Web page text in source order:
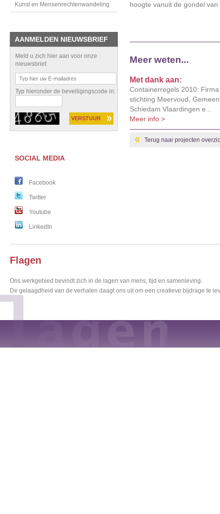
bovenkamer
Kunst en Mensenrechtenwandeling
AANMELDEN NIEUWSBRIEF
Meld u zich hier aan voor onze
nieuwsbrief.
Typ hieronder de beveiligingscode in:
SOCIAL MEDIA
Facebook
Twitter
Youtube
LinkedIn
hoogte vanuit de gondel
Meer weten...
Met dank aan:
Containerregels 2010:
stichting Meervoud,
Schiedam Vlaardingen e...
Meer info >
Terug naar projecten
Flagen
Ons werkgebied bevindt zich in de lagen van mens, tijd en samenleving.
De gelaagdheid van de verhalen daagt ons uit om een creatieve bijdrage te